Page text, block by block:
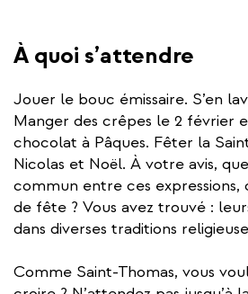
À quoi s’attendre
Jouer le bouc émissaire. S’en
Manger des crêpes le 2 février
chocolat à Pâques. Fêter la
Nicolas et Noël. À votre avis,
commun entre ces
de fête ? Vous avez trouvé :
dans diverses traditions
Comme Saint-Thomas, vous